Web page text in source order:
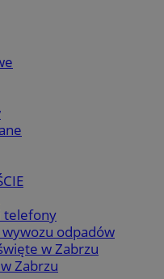
telefony
odpadów
w Zabrzu
Zabrzu